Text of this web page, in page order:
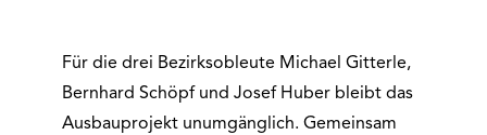
Für die drei Bezirksobleute Michael Gitterle,
Bernhard Schöpf und Josef Huber bleibt das
Ausbauprojekt unumgänglich. Gemeinsam